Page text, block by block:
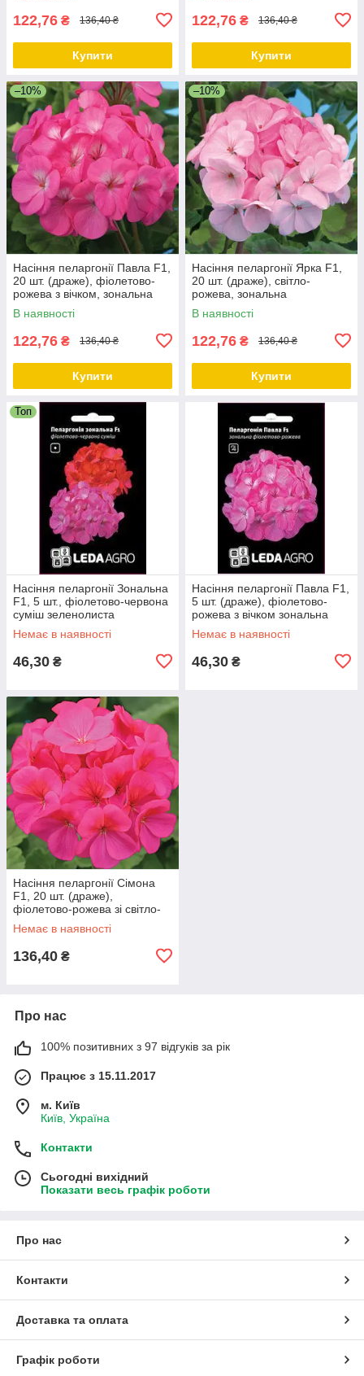
122,76 ₴ 136,40 ₴
Купити
122,76 ₴ 136,40 ₴
Купити
–10%
Насіння пеларгонії Павла F1,
20 шт. (драже), фіолетово-
рожева з вічком, зональна
зеленолиста
В наявності
122,76 ₴ 136,40 ₴
Купити
–10%
Насіння пеларгонії Ярка F1,
20 шт. (драже), світло-
рожева, зональна
зеленолиста
В наявності
122,76 ₴ 136,40 ₴
Купити
Топ
Насіння пеларгонії Зональна
F1, 5 шт., фіолетово-червона
суміш зеленолиста
Немає в наявності
46,30 ₴
Насіння пеларгонії Павла F1,
5 шт. (драже), фіолетово-
рожева з вічком зональна
зеленолиста
Немає в наявності
46,30 ₴
Насіння пеларгонії Сімона
F1, 20 шт. (драже),
фіолетово-рожева зі світло-
червоним вічком, зональна
зеленолиста
Немає в наявності
136,40 ₴
Про нас
100% позитивних з 97 відгуків за рік
Працює з 15.11.2017
м. Київ
Київ, Україна
Контакти
Сьогодні вихідний
Показати весь графік роботи
Про нас
Контакти
Доставка та оплата
Графік роботи